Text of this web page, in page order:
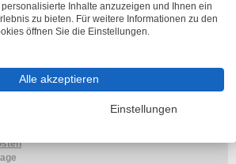
25,00 €
Inhalte anzuzeigen und Ihnen ein
zu bieten. Für weitere Informationen zu den
öffnen Sie die Einstellungen.
Alle akzeptieren
Einstellungen